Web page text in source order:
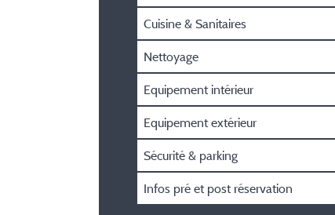
Cuisine & Sanitaires
Nettoyage
Equipement intérieur
Equipement extérieur
Sécurité & parking
Infos pré et post réservation